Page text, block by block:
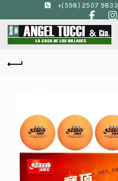
+(598) 2507 9833